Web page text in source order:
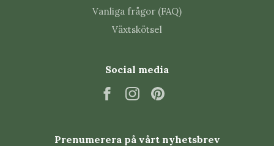
Vanliga frågor (FAQ)
Växtskötsel
Social media
Prenumerera på vårt nyhetsbrev